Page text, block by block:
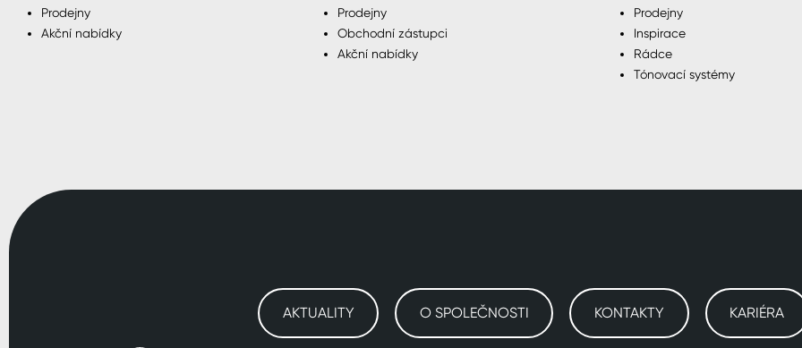
Prodejny
Akční nabídky
Prodejny
Obchodní zástupci
Akční nabídky
Prodejny
Inspirace
Rádce
Tónovací systémy
AKTUALITY O SPOLEČNOSTI KONTAKTY KARIÉRA